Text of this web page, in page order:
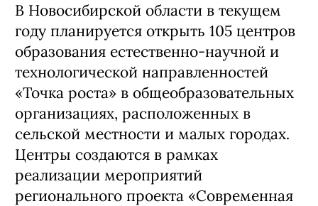
В Новосибирской области в текущем
году планируется открыть 105 центров
образования естественно-научной и
технологической направленностей
«Точка роста» в общеобразовательных
организациях, расположенных в
сельской местности и малых городах.
Центры создаются в рамках
реализации мероприятий
регионального проекта «Современная